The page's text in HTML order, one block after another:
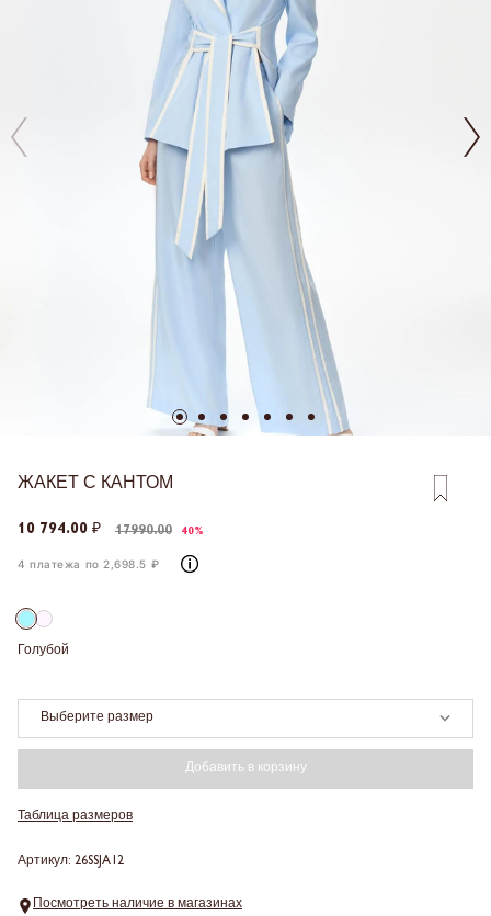
ЖАКЕТ С КАНТОМ
10 794.00 ₽ 17990.00 40%
4 платежа по 2,698.5 ₽
Голубой
Выберите размер
Добавить в корзину
Таблица размеров
Артикул: 26SSJA12
Посмотреть наличие в магазинах